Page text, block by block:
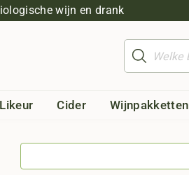
wijn en drank
Producten
zoeken
Likeur Cider Wijnpakketten